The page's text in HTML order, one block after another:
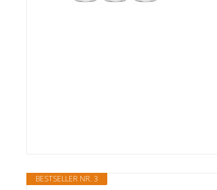
BESTSELLER NR. 3